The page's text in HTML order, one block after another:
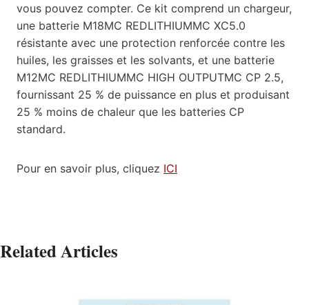
vous pouvez compter. Ce kit comprend un chargeur,
une batterie M18MC REDLITHIUMMC XC5.0
résistante avec une protection renforcée contre les
huiles, les graisses et les solvants, et une batterie
M12MC REDLITHIUMMC HIGH OUTPUTMC CP 2.5,
fournissant 25 % de puissance en plus et produisant
25 % moins de chaleur que les batteries CP
standard.
Pour en savoir plus, cliquez ICI
Related Articles